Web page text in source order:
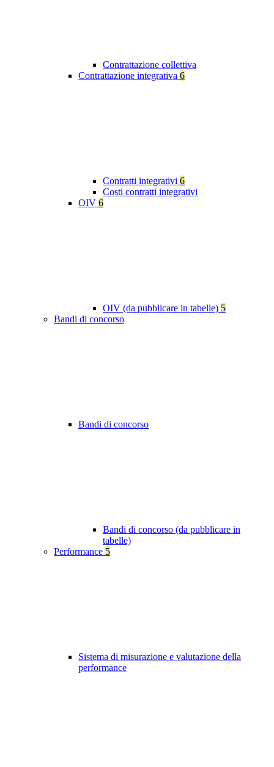
Contrattazione collettiva
Contrattazione integrativa 6
Contratti integrativi 6
Costi contratti integrativi
OIV 6
OIV (da pubblicare in tabelle) 5
Bandi di concorso
Bandi di concorso
Bandi di concorso (da pubblicare in
tabelle)
Performance 5
Sistema di misurazione e valutazione della
performance